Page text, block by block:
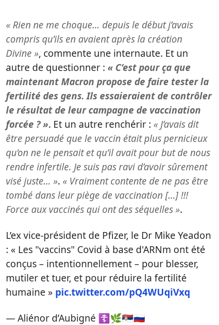
« Rien ne me choque… depuis le début j’avais
compris qu’ils en avaient après la création
Divine », commente une internaute. Et un
autre de questionner : « C’est pour ça que
maintenant Macron propose de faire tester la
fertilité des gens. Ils essaieraient de contrôler
le résultat de leur campagne de vaccination
forcée ? ». Et un autre renchérir : « J’avais dit
être persuadé que le vaccin était plus pernicieux
qu’on ne le pensait et qu’il avait pour but de nous
rendre infertile. Je suis pas ravi d’avoir sûrement
visé juste… ». « Vraiment contente de ne pas être
tombé dans leur piège de vaccination […] !!!
Force aux vaccinés qui ont des séquelles ».
L’ex vice-président de Pfizer, le Dr Mike Yeadon
: « Les "vaccins" Covid à base d'ARNm ont été
conçus – intentionnellement – pour blesser,
mutiler et tuer, et pour réduire la fertilité
humaine » pic.twitter.com/pQ4WUqiVxq
— Aliénor d’Aubigné ☦️🌿🇷🇸🇷🇺